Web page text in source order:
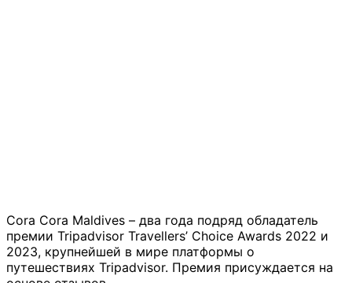
Cora Cora Maldives – два года подряд обладатель
премии Tripadvisor Travellers’ Choice Awards 2022 и
2023, крупнейшей в мире платформы о
путешествиях Tripadvisor. Премия присуждается на